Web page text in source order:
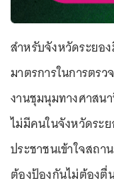
สำหรับจังหวัดระยอ
มาตรการในการตร
งานชุมนุมทางศาสน
ไม่มีคนในจังหวัดระ
ประชาชนเข้าใจสถ
ต้องป้องกันไม่ต้องตื่